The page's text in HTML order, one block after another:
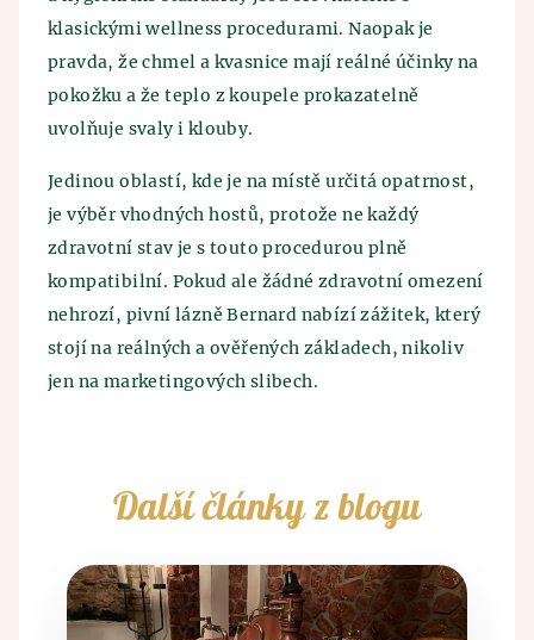
klasickými wellness procedurami. Naopak je
pravda, že chmel a kvasnice mají reálné účinky na
pokožku a že teplo z koupele prokazatelně
uvolňuje svaly i klouby.
Jedinou oblastí, kde je na místě určitá opatrnost,
je výběr vhodných hostů, protože ne každý
zdravotní stav je s touto procedurou plně
kompatibilní. Pokud ale žádné zdravotní omezení
nehrozí, pivní lázně Bernard nabízí zážitek, který
stojí na reálných a ověřených základech, nikoliv
jen na marketingových slibech.
Další články z blogu